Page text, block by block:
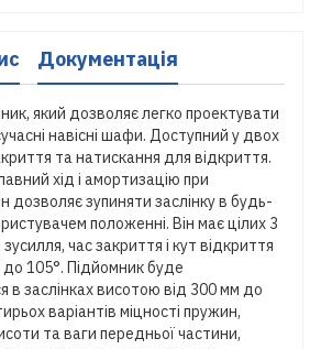
Документація
який дозволяє легко проектувати
навісні шафи. Доступний у двох
та натискання для відкриття.
хід і амортизацію при
дозволяє зупиняти заслінку в будь-
положенні. Він має цілих 3
час закриття і кут відкриття
до 105°. Підйомник буде
в заслінках висотою від 300 мм до
варіантів міцності пружин,
та ваги передньої частини,